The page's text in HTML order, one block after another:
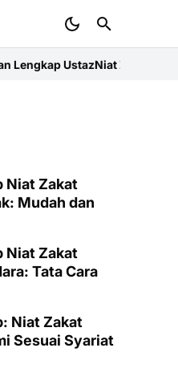
Zakat Fitrah untuk Ibu:
Niat Zakat
Mudah dan
Niat Zakat
Tata Cara
Niat Zakat
Sesuai Syariat